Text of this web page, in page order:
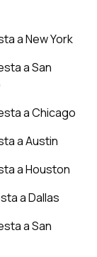
a New York
a San
a Chicago
a Austin
a Houston
a Dallas
a San